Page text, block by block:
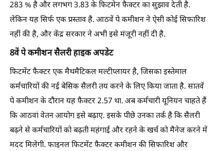
283 % है और लगभग 3.83 के फिटमेन फैक्टर का सुझाव देती है.
लेकिन यह सिर्फ एक प्रस्ताव है. आठवें पे कमीशन ने ऐसी कोई सिफारिश
नहीं की है, और केंद्र सरकार ने अभी इसे मंजूरी नहीं दी है.
8वें पे कमीशन सैलरी हाइक अपडेट
फिटमेंट फैक्टर एक मैथमैटिकल मल्टीप्लायर है, जिसका इस्तेमाल
कर्मचारियों की नई बेसिक सैलरी तय करने के लिए किया जाता है. सातवें
पे कमीशन के दौरान यह फैक्टर 2.57 था. अब कर्मचारी यूनियन चाहते हैं
कि आठवां वेतन आयोग इसे बढ़ाए. इसके पीछे उनका तर्क है कि सैलरी
बढ़ने से कर्मचारियों को बढ़ती महंगाई और रहने के खर्च को मैनेज करने में
मदद मिलेगी. फाइनल फिटमेंट फैक्टर कमीशन की सिफारिश और